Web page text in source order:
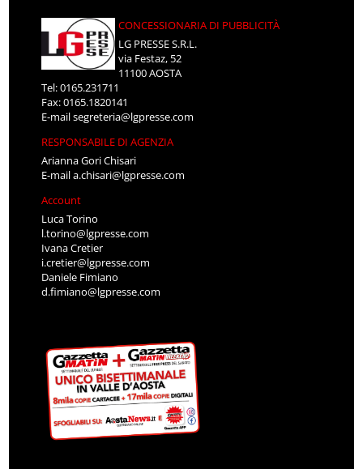
CONCESSIONARIA DI PUBBLICITÀ
LG PRESSE S.R.L.
via Festaz, 52
11100 AOSTA
Tel: 0165.231711
Fax: 0165.1820141
E-mailsegreteria@lgpresse.com
RESPONSABILE DI AGENZIA
Arianna Gori Chisari
E-maila.chisari@lgpresse.com
Account
Luca Torino
l.torino@lgpresse.com
Ivana Cretier
i.cretier@lgpresse.com
Daniele Fimiano
d.fimiano@lgpresse.com